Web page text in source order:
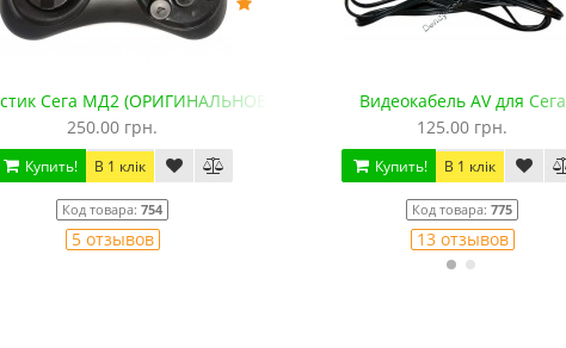
Сега МД2 (ОРИГИНАЛЬНОЕ качество, 143 см)
250.00 грн.
Купить! В 1 клік
Код товара: 754
5 отзывов
Видеокабель AV для Сега
125.00 грн.
Купить! В 1 клік
Код товара: 775
13 отзывов